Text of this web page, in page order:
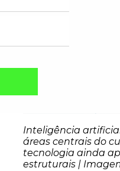
Inteligência
áreas centrais do
tecnologia ainda
estruturais |